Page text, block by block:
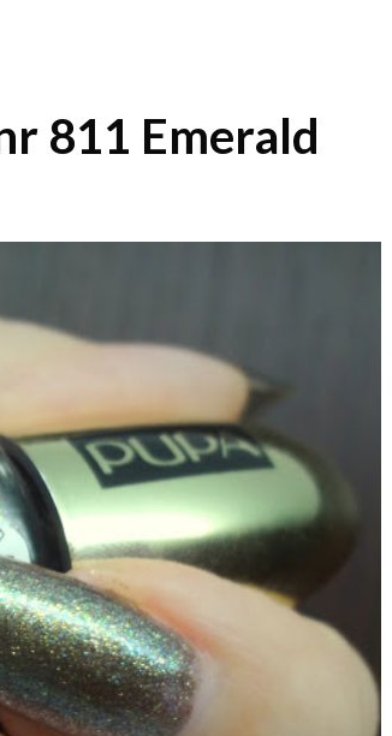
811 Emerald